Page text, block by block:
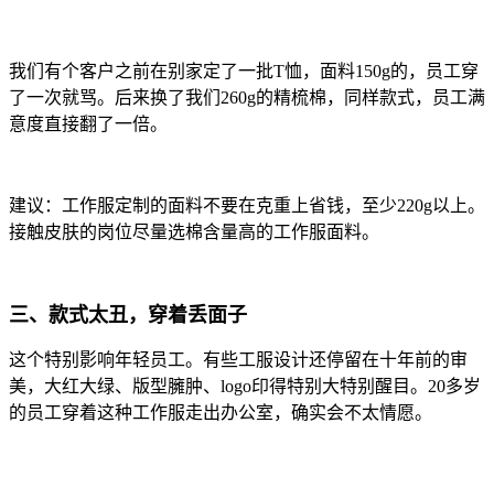
我们有个客户之前在别家定了一批T恤，面料150g的，员工穿
了一次就骂。后来换了我们260g的精梳棉，同样款式，员工满
意度直接翻了一倍。
建议：工作服定制的面料不要在克重上省钱，至少220g以上。
接触皮肤的岗位尽量选棉含量高的工作服面料。
三、款式太丑，穿着丢面子
这个特别影响年轻员工。 有些工服设计还停留在十年前的审
美，大红大绿、版型臃肿、logo印得特别大特别醒目。20多岁
的员工穿着这种工作服走出办公室，确实会不太情愿。